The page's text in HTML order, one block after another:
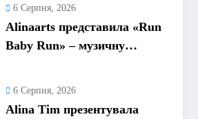
6 Серпня, 2026
Alinaarts представила «Run
Baby Run» – музичну
війну
6 Серпня, 2026
Alina Tim презентувала